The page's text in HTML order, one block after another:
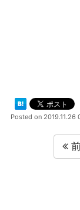
Posted on 2019.11.26